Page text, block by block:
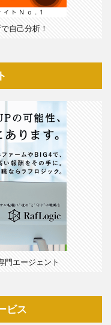
自己分析！
門エージェント
ビス